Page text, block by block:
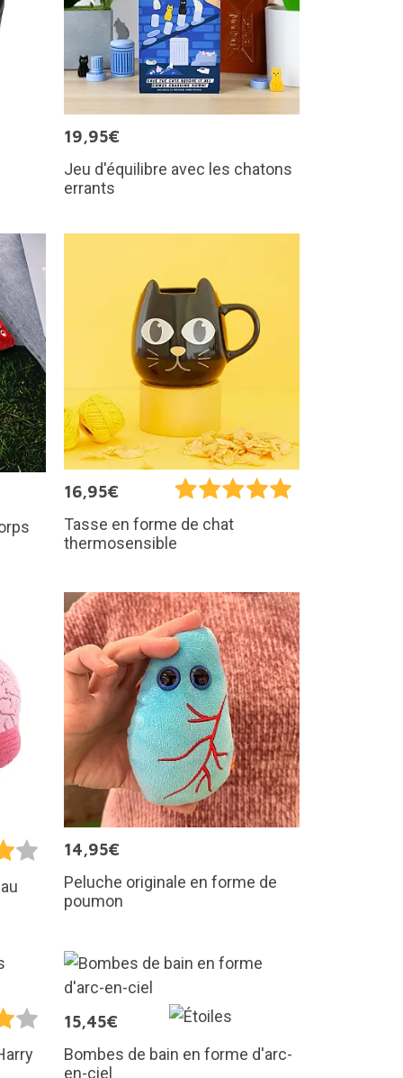
19,95€
Jeu d'équilibre avec les chatons
errants
16,95€
Tasse en forme de chat
thermosensible
14,95€
Peluche originale en forme de
poumon
15,45€
Bombes de bain en forme d'arc-
en-ciel